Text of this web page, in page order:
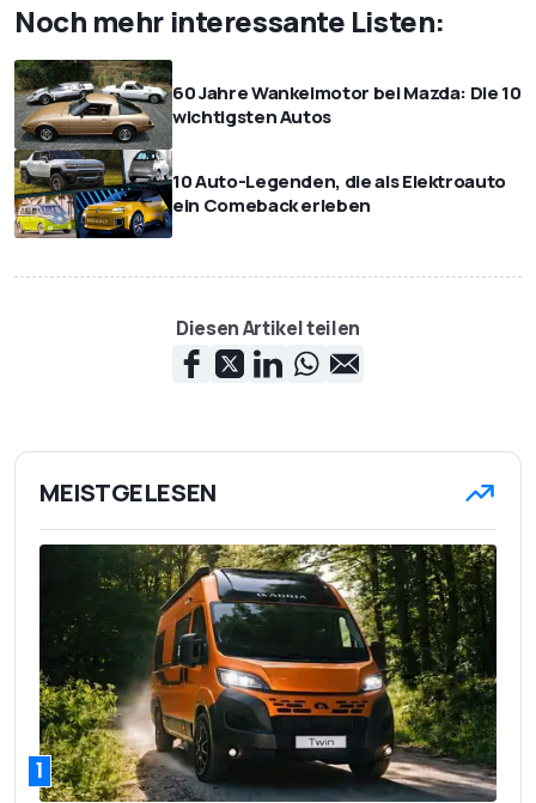
Noch mehr interessante Listen:
60 Jahre Wankelmotor bei Mazda: Die 10
wichtigsten Autos
10 Auto-Legenden, die als Elektroauto
ein Comeback erleben
Diesen Artikel teilen
MEISTGELESEN
1